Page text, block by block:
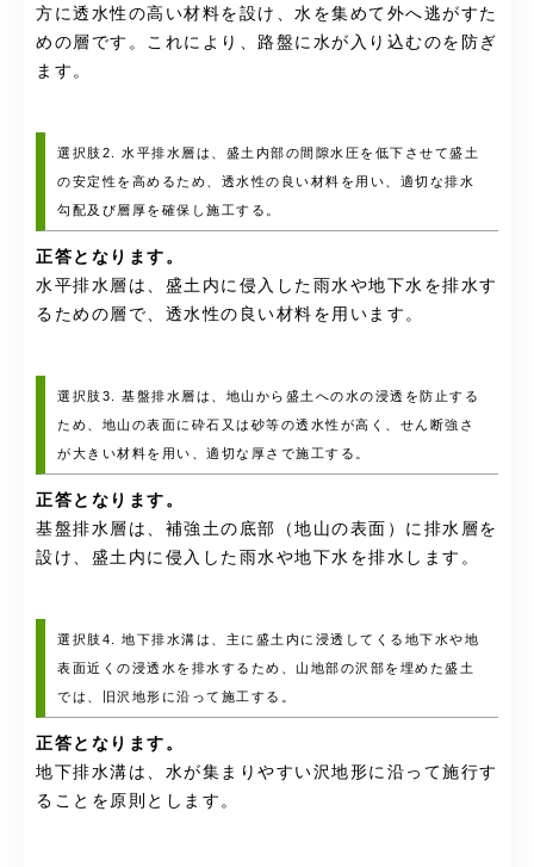
方に透水性の高い材料を設け、水を集めて外へ逃がすた
めの層です。これにより、路盤に水が入り込むのを防ぎ
ます。
選択肢2. 水平排水層は、盛土内部の間隙水圧を低下させて盛土
の安定性を高めるため、透水性の良い材料を用い、適切な排水
勾配及び層厚を確保し施工する。
正答となります。
水平排水層は、盛土内に侵入した雨水や地下水を排水す
るための層で、透水性の良い材料を用います。
選択肢3. 基盤排水層は、地山から盛土への水の浸透を防止する
ため、地山の表面に砕石又は砂等の透水性が高く、せん断強さ
が大きい材料を用い、適切な厚さで施工する。
正答となります。
基盤排水層は、補強土の底部（地山の表面）に排水層を
設け、盛土内に侵入した雨水や地下水を排水します。
選択肢4. 地下排水溝は、主に盛土内に浸透してくる地下水や地
表面近くの浸透水を排水するため、山地部の沢部を埋めた盛土
では、旧沢地形に沿って施工する。
正答となります。
地下排水溝は、水が集まりやすい沢地形に沿って施行す
ることを原則とします。